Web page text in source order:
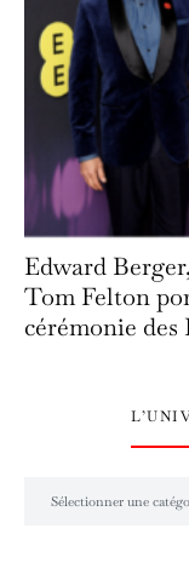
Edward
Tom Felton
cérémonie